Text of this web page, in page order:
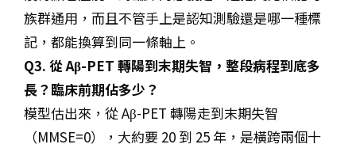
族群通用，而且不管手上是認知測驗還是哪一種標
記，都能換算到同一條軸上。
Q3. 從 Aβ-PET 轉陽到末期失智，整段病程到底多
長？臨床前期佔多少？
模型估出來，從 Aβ-PET 轉陽走到末期失智
（MMSE=0），大約要 20 到 25 年，是橫跨兩個十